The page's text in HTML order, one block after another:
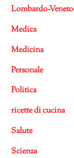
Lombardo-Veneto
Medica
Medicina
Personale
Politica
ricette di cucina
Salute
Scienza